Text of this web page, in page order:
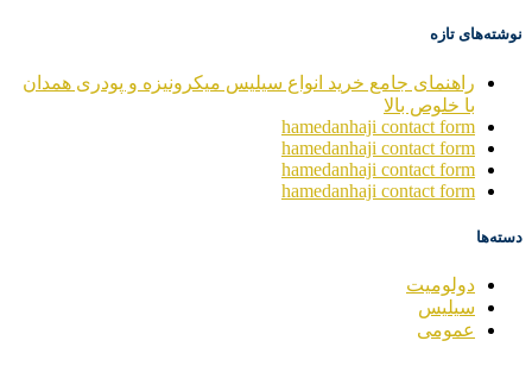
نوشته‌های تازه
راهنمای جامع خرید انواع سیلیس میکرونیزه و پودری همدان
با خلوص بالا
hamedanhaji contact form
hamedanhaji contact form
hamedanhaji contact form
hamedanhaji contact form
دسته‌ها
دولومیت
سیلیس
عمومی